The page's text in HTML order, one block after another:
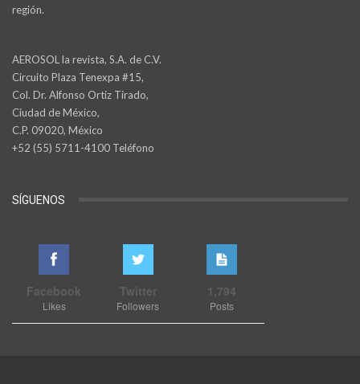
región.
AEROSOL la revista, S.A. de C.V.
Circuito Plaza Tenexpa #15,
Col. Dr. Alfonso Ortiz Tirado,
Ciudad de México,
C.P. 09020, México
+52 (55) 5711-4100 Teléfono
SÍGUENOS
Facebook
Likes
Twitter
Followers
1,794
Posts